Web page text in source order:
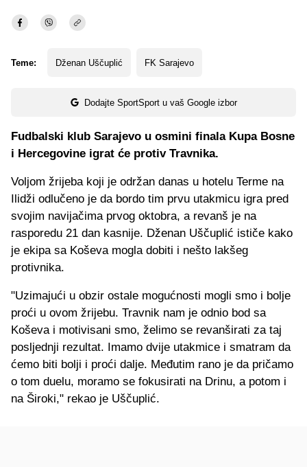
Teme: Dženan Uščuplić FK Sarajevo
Dodajte SportSport u vaš Google izbor
Fudbalski klub Sarajevo u osmini finala Kupa Bosne
i Hercegovine igrat će protiv Travnika.
Voljom žrijeba koji je održan danas u hotelu Terme na
Ilidži odlučeno je da bordo tim prvu utakmicu igra pred
svojim navijačima prvog oktobra, a revanš je na
rasporedu 21 dan kasnije. Dženan Uščuplić ističe kako
je ekipa sa Koševa mogla dobiti i nešto lakšeg
protivnika.
"Uzimajući u obzir ostale mogućnosti mogli smo i bolje
proći u ovom žrijebu. Travnik nam je odnio bod sa
Koševa i motivisani smo, želimo se revanširati za taj
posljednji rezultat. Imamo dvije utakmice i smatram da
ćemo biti bolji i proći dalje. Međutim rano je da pričamo
o tom duelu, moramo se fokusirati na Drinu, a potom i
na Široki," rekao je Uščuplić.